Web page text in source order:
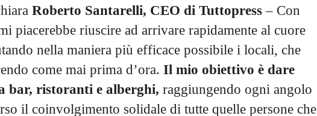
Roberto Santarelli, CEO di Tuttopress – Con
piacerebbe riuscire ad arrivare rapidamente al cuore
nella maniera più efficace possibile i locali, che
come mai prima d’ora. Il mio obiettivo è dare
bar, ristoranti e alberghi, raggiungendo ogni angolo
il coinvolgimento solidale di tutte quelle persone che